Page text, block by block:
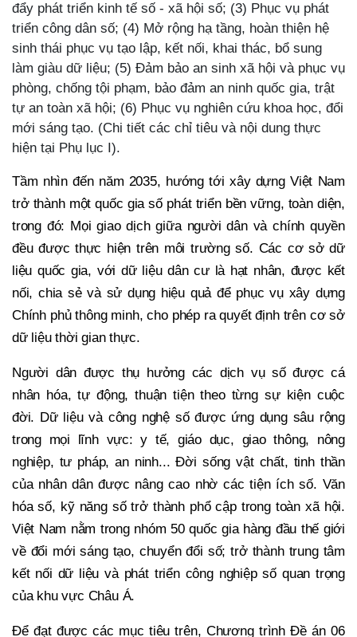
đẩy phát triển kinh tế số - xã hội số; (3) Phục vụ phát
triển công dân số; (4) Mở rộng hạ tầng, hoàn thiện hệ
sinh thái phục vụ tạo lập, kết nối, khai thác, bổ sung
làm giàu dữ liệu; (5) Đảm bảo an sinh xã hội và phục vụ
phòng, chống tội phạm, bảo đảm an ninh quốc gia, trật
tự an toàn xã hội; (6) Phục vụ nghiên cứu khoa học, đổi
mới sáng tạo. (Chi tiết các chỉ tiêu và nội dung thực
hiện tại Phụ lục I).
Tầm nhìn đến năm 2035, hướng tới xây dựng Việt Nam
trở thành một quốc gia số phát triển bền vững, toàn diện,
trong đó: Mọi giao dịch giữa người dân và chính quyền
đều được thực hiện trên môi trường số. Các cơ sở dữ
liệu quốc gia, với dữ liệu dân cư là hạt nhân, được kết
nối, chia sẻ và sử dụng hiệu quả để phục vụ xây dựng
Chính phủ thông minh, cho phép ra quyết định trên cơ sở
dữ liệu thời gian thực.
Người dân được thụ hưởng các dịch vụ số được cá
nhân hóa, tự động, thuận tiện theo từng sự kiện cuộc
đời. Dữ liệu và công nghệ số được ứng dụng sâu rộng
trong mọi lĩnh vực: y tế, giáo dục, giao thông, nông
nghiệp, tư pháp, an ninh... Đời sống vật chất, tinh thần
của nhân dân được nâng cao nhờ các tiện ích số. Văn
hóa số, kỹ năng số trở thành phổ cập trong toàn xã hội.
Việt Nam nằm trong nhóm 50 quốc gia hàng đầu thế giới
về đổi mới sáng tạo, chuyển đổi số; trở thành trung tâm
kết nối dữ liệu và phát triển công nghiệp số quan trọng
của khu vực Châu Á.
Để đạt được các mục tiêu trên, Chương trình Đề án 06